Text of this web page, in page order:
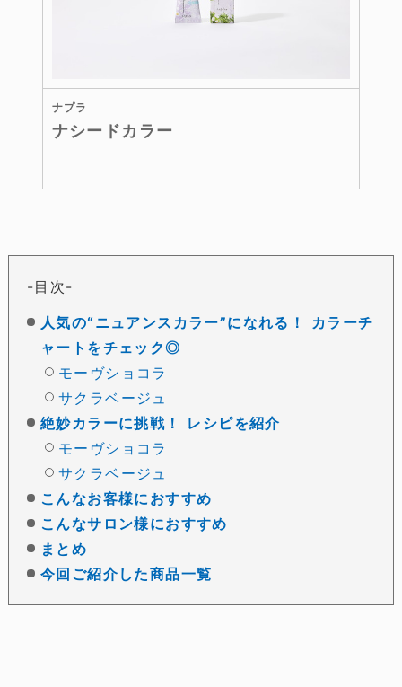
ナプラ
ナシードカラー
目次
人気の“ニュアンスカラー”になれる！ カラーチ
ャートをチェック◎
モーヴショコラ
サクラベージュ
絶妙カラーに挑戦！ レシピを紹介
モーヴショコラ
サクラベージュ
こんなお客様におすすめ
こんなサロン様におすすめ
まとめ
今回ご紹介した商品一覧